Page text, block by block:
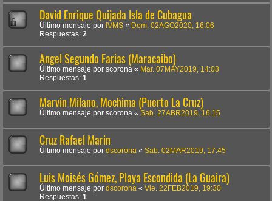
David Enrique Quijada Isla de Cubagua
Último mensaje por IVMS « Dom. 02AGO2020, 16:06
Respuestas: 2
Angel Segundo Farias (Maracaibo)
Último mensaje por scorona « Mar. 07MAY2019, 14:03
Respuestas: 1
Marvin Milano, Mochima (Puerto La Cruz)
Último mensaje por scorona « Sab. 27ABR2019, 16:15
Cruz Rafael Marin
Último mensaje por dscorona « Sab. 02MAR2019, 17:45
Luis Moisés Gómez, Playa Escondida (La Guaira)
Último mensaje por dscorona « Vie. 22FEB2019, 19:30
Respuestas: 1